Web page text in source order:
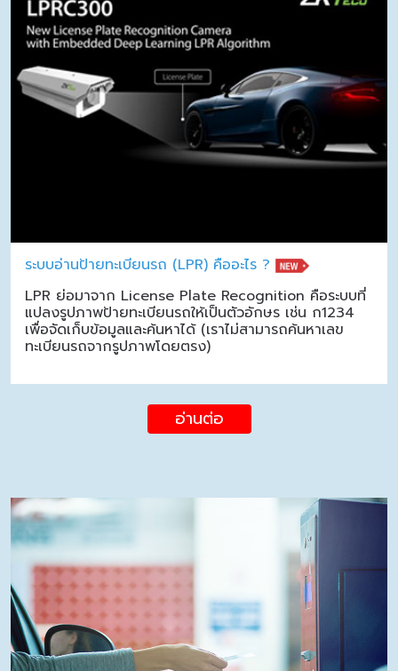
ระบบอ่านป้ายทะเบียนรถ (LPR) คืออะไร ?
LPR ย่อมาจาก License Plate Recognition คือระบบที่
แปลงรูปภาพป้ายทะเบียนรถให้เป็นตัวอักษร เช่น ก1234
เพื่อจัดเก็บข้อมูลและค้นหาได้ (เราไม่สามารถค้นหาเลข
ทะเบียนรถจากรูปภาพโดยตรง)
อ่านต่อ